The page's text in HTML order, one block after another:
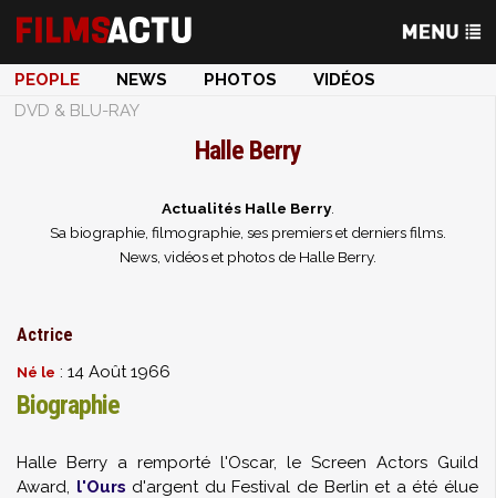
PEOPLE NEWS PHOTOS
VIDÉOS
DVD & BLU-RAY
Halle Berry
Actualités Halle Berry.
Sa biographie, filmographie, ses premiers et derniers films.
News, vidéos et photos de Halle Berry.
Actrice
Né le : 14 Août 1966
Biographie
Halle Berry a remporté l'Oscar, le Screen Actors Guild
Award, l'Ours d'argent du Festival de Berlin et a été élue